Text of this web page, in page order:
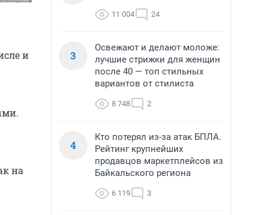
и
на
11 004 24
3
Освежают и делают моложе:
лучшие стрижки для женщин
после 40 — топ стильных
вариантов от стилиста
8 748 2
4
Кто потерял из-за атак БПЛА.
Рейтинг крупнейших
продавцов маркетплейсов из
Байкальского региона
6 119 3